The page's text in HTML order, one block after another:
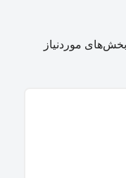
بخش‌های موردنیاز